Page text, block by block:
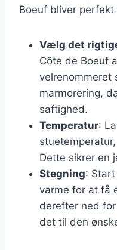
Boeuf bliver perfekt
Vælg det
Côte de Boeuf
velrenommeret
marmorering,
saftighed.
Temperatur:
Dette sikrer en
Stegning:
varme for at få
derefter ned
det til den